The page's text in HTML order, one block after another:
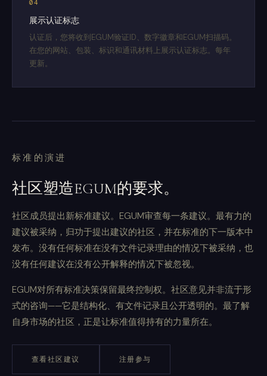
04
展示认证标志
认证后，您将收到EGUM验证ID、数字徽章和EGUM扫描码。
在您的网站、包装、标识和通讯材料上展示认证标志。每年
更新。
标准的演进
社区塑造EGUM的要求。
社区成员提出新标准建议。EGUM审查每一条建议。最有力的
建议被采纳，归功于提出建议的社区，并在标准的下一版本中
发布。没有任何标准在没有文件记录理由的情况下被采纳，也
没有任何建议在没有公开解释的情况下被忽视。
EGUM对所有标准决策保留最终控制权。社区意见并非流于形
式的咨询——它是结构化、有文件记录且公开透明的。最了解
自身市场的社区，正是让标准值得持有的力量所在。
查看社区建议 注册参与